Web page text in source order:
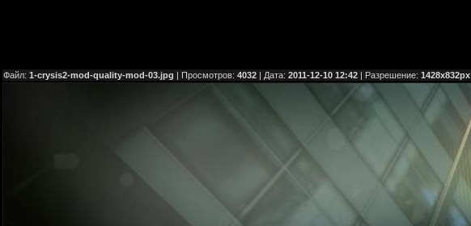
Файл: 1-crysis2-mod-quality-mod-03.jpg | Просмотров: 4032 | Дата: 2011-12-10 12:42 | Разрешение: 1428x832px